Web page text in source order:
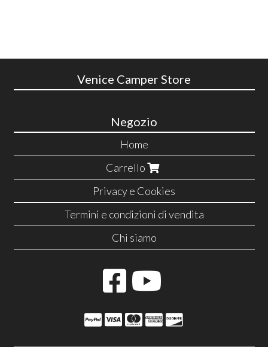
Venice Camper Store
Negozio
Home
Carrello
Privacy e Cookies
Termini e condizioni di vendita
Chi siamo